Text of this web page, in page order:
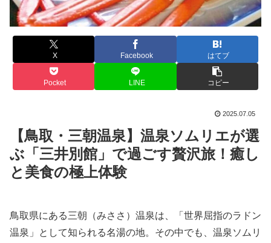
X Facebook はてブ
Pocket LINE コピー
2025.07.05
【鳥取・三朝温泉】温泉ソムリエが選
ぶ「三井別館」で過ごす贅沢旅！癒し
と美食の極上体験
鳥取県にある三朝（みささ）温泉は、「世界屈指のラドン
温泉」として知られる名湯の地。その中でも、温泉ソムリ